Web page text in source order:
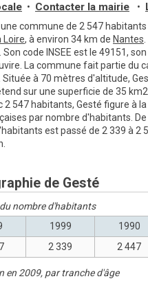
• Contacter la mairie •
commune de 2 547
Loire, à environ 34 km de Nantes
code INSEE est le 49151,
La commune fait partie du
. Située à 70 mètres d'altitude,
sur une superficie de 35
2 547 habitants, Gesté figure à
par nombre d'habitants.
est passé de 2 339 à 2
de Gesté
nombre d'habitants
1999 1990
2 339 2 447
en 2009, par tranche d'âge